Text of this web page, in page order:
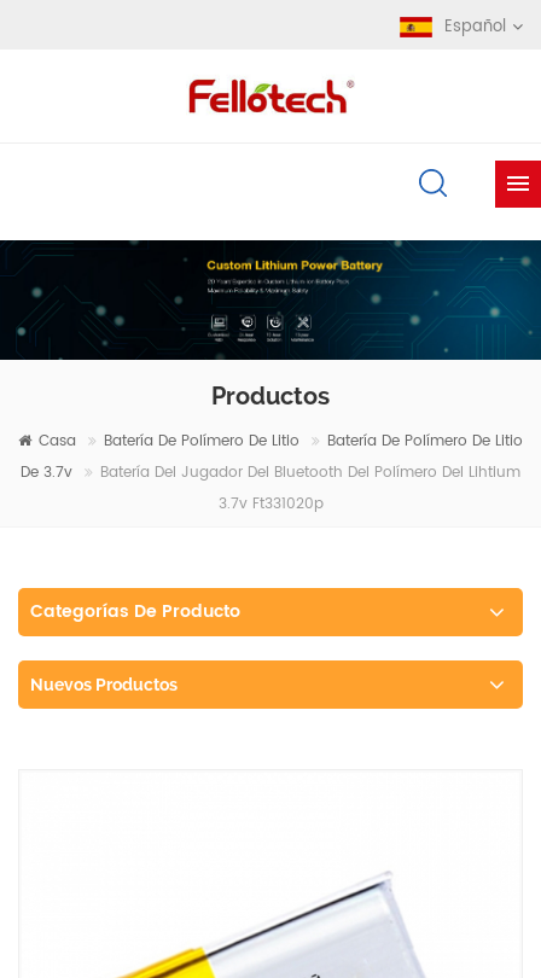
Español
Productos
Casa Batería De Polímero De Litio
Batería De Polímero De Litio
De 3.7v
Batería Del Jugador Del Bluetooth Del Polímero Del Lihtium
3.7v Ft331020p
Categorías De Producto
Nuevos Productos